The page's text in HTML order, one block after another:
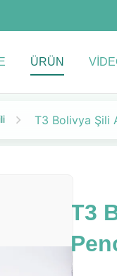
ÜRÜN
T3 Bolivya Şili
T3